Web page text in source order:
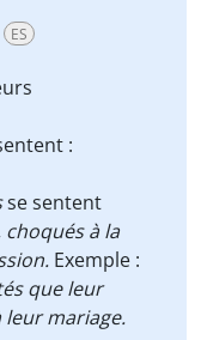
ES
:
se sentent
choqués à la
Exemple :
que leur
leur mariage.